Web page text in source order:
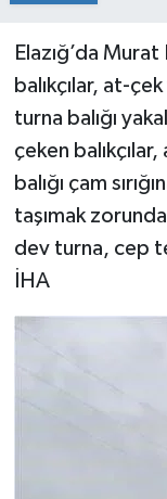
Elazığ’da
balıkçılar, at-
turna balığı
çeken balıkçılar,
balığı çam
taşımak
dev turna, cep
İHA
SPOR
YAYLADERE
YEDİSU